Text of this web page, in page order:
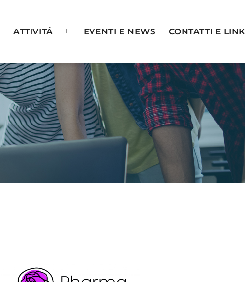
ATTIVITÁ EVENTI E NEWS CONTATTI E LINK